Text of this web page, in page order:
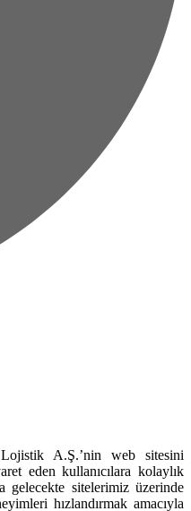
A.Ş.’nin web sitesini
eden kullanıcılara kolaylık
gelecekte sitelerimiz üzerinde
hızlandırmak amacıyla